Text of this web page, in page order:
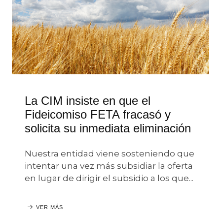
La CIM insiste en que el
Fideicomiso FETA fracasó y
solicita su inmediata eliminación
Nuestra entidad viene sosteniendo que
intentar una vez más subsidiar la oferta
en lugar de dirigir el subsidio a los que...
VER MÁS